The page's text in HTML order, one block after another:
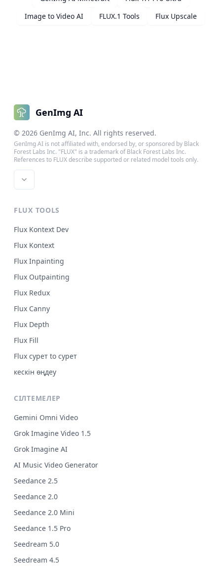
Image to Video AI
FLUX.1 Tools Flux Upscale
GenImg AI
© 2026 GenImg AI, Inc. All rights reserved.
GenImg AI is not affiliated with, endorsed by, or sponsored by Black
Forest Labs Inc. "FLUX" is a trademark of Black Forest Labs Inc.
References to FLUX describe supported or related model tools only.
FLUX TOOLS
Flux Kontext Dev
Flux Kontext
Flux Inpainting
Flux Outpainting
Flux Redux
Flux Canny
Flux Depth
Flux Fill
Flux сурет to сурет
кескін өңдеу
СІЛТЕМЕЛЕР
Gemini Omni Video
Grok Imagine Video 1.5
Grok Imagine AI
AI Music Video Generator
Seedance 2.5
Seedance 2.0
Seedance 2.0 Mini
Seedance 1.5 Pro
Seedream 5.0
Seedream 4.5